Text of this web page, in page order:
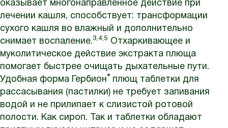
оказывает многонаправленное действие при
лечении кашля, способствует: трансформации
сухого кашля во влажный и дополнительно
снимает воспаление.3,4,5 Отхаркивающее и
муколитическое действие экстракта плюща
помогает быстрее очищать дыхательные пути.
Удобная форма Гербион® плющ таблетки для
рассасывания (пастилки) не требует запивания
водой и не прилипает к слизистой ротовой
полости. Как сироп. Так и таблетки обладают